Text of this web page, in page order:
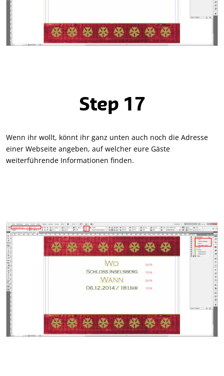
Step 17
Wenn ihr wollt, könnt ihr ganz unten auch noch die Adresse
einer Webseite angeben, auf welcher eure Gäste
weiterführende Informationen finden.